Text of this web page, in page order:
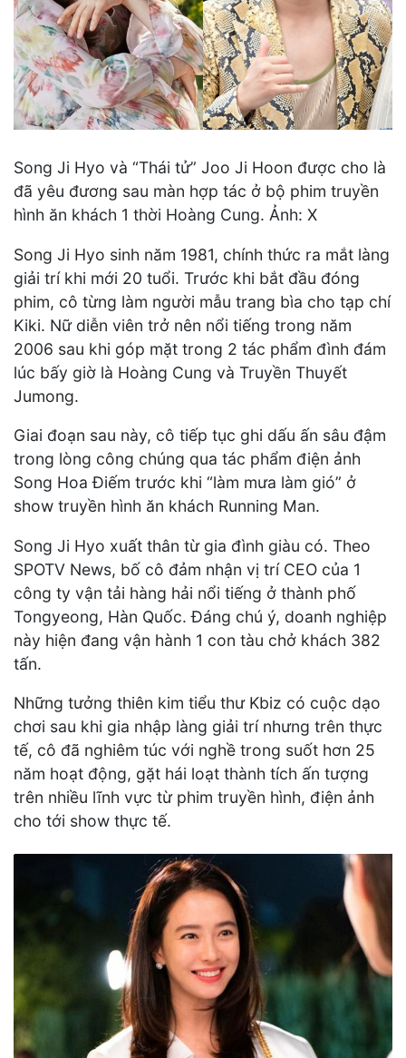
Song Ji Hyo và “Thái tử” Joo Ji Hoon được cho là
đã yêu đương sau màn hợp tác ở bộ phim truyền
hình ăn khách 1 thời Hoàng Cung. Ảnh: X
Song Ji Hyo sinh năm 1981, chính thức ra mắt làng
giải trí khi mới 20 tuổi. Trước khi bắt đầu đóng
phim, cô từng làm người mẫu trang bìa cho tạp chí
Kiki. Nữ diễn viên trở nên nổi tiếng trong năm
2006 sau khi góp mặt trong 2 tác phẩm đình đám
lúc bấy giờ là Hoàng Cung và Truyền Thuyết
Jumong.
Giai đoạn sau này, cô tiếp tục ghi dấu ấn sâu đậm
trong lòng công chúng qua tác phẩm điện ảnh
Song Hoa Điếm trước khi “làm mưa làm gió” ở
show truyền hình ăn khách Running Man.
Song Ji Hyo xuất thân từ gia đình giàu có. Theo
SPOTV News, bố cô đảm nhận vị trí CEO của 1
công ty vận tải hàng hải nổi tiếng ở thành phố
Tongyeong, Hàn Quốc. Đáng chú ý, doanh nghiệp
này hiện đang vận hành 1 con tàu chở khách 382
tấn.
Những tưởng thiên kim tiểu thư Kbiz có cuộc dạo
chơi sau khi gia nhập làng giải trí nhưng trên thực
tế, cô đã nghiêm túc với nghề trong suốt hơn 25
năm hoạt động, gặt hái loạt thành tích ấn tượng
trên nhiều lĩnh vực từ phim truyền hình, điện ảnh
cho tới show thực tế.